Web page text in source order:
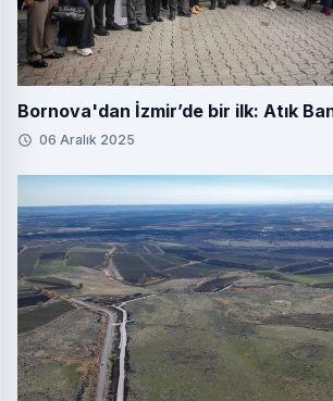
Bornova'dan İzmir’de bir ilk: Atık
06 Aralık 2025